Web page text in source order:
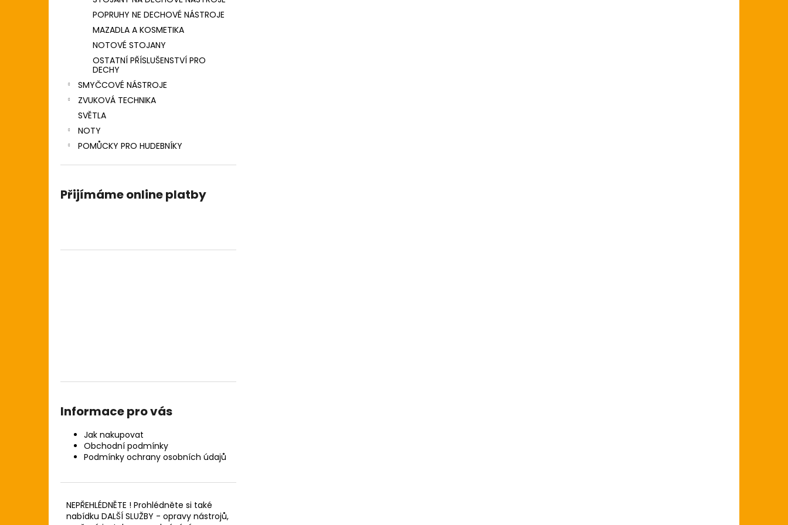
POPRUHY NE DECHOVÉ NÁSTROJE
MAZADLA A KOSMETIKA
NOTOVÉ STOJANY
OSTATNÍ PŘÍSLUŠENSTVÍ PRO
DECHY
SMYČCOVÉ NÁSTROJE
ZVUKOVÁ TECHNIKA
SVĚTLA
NOTY
POMŮCKY PRO HUDEBNÍKY
Přijímáme online platby
Informace pro vás
Jak nakupovat
Obchodní podmínky
Podmínky ochrany osobních údajů
NEPŘEHLÉDNĚTE ! Prohlédněte si také
nabídku DALŠÍ SLUŽBY - opravy nástrojů,